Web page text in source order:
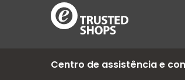
Centro de assistência e